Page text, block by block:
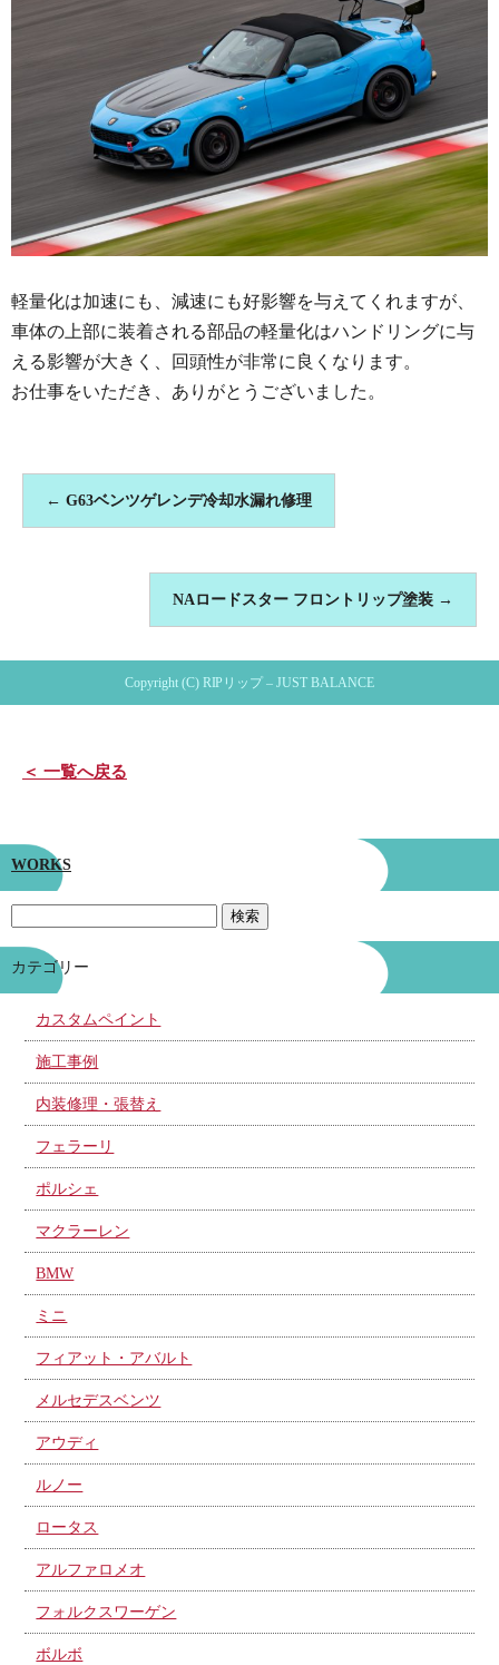
軽量化は加速にも、減速にも好影響を与えてくれますが、
車体の上部に装着される部品の軽量化はハンドリングに与
える影響が大きく、回頭性が非常に良くなります。
お仕事をいただき、ありがとうございました。
← G63ベンツゲレンデ冷却水漏れ修理
NAロードスター フロントリップ塗装 →
Copyright (C) RIPリップ – JUST BALANCE
＜ 一覧へ戻る
WORKS
カテゴリー
カスタムペイント
施工事例
内装修理・張替え
フェラーリ
ポルシェ
マクラーレン
BMW
ミニ
フィアット・アバルト
メルセデスベンツ
アウディ
ルノー
ロータス
アルファロメオ
フォルクスワーゲン
ボルボ